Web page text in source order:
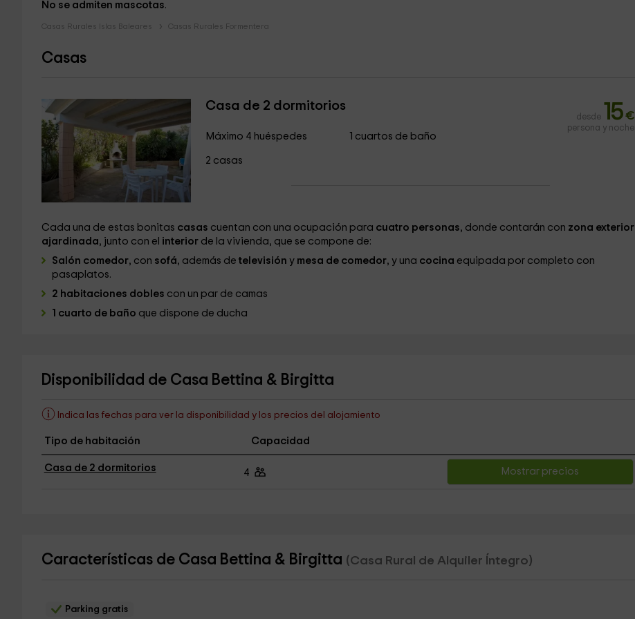
No se admiten mascotas.
Casas Rurales Islas Baleares Casas Rurales Formentera
Casas
Casa de 2 dormitorios
Máximo 4 huéspedes
2 casas
1 cuartos de baño
desde 15€
persona y noche
Cada una de estas bonitas casas cuentan con una ocupación para cuatro personas, donde contarán con zona exterior
ajardinada, junto con el interior de la vivienda, que se compone de:
Salón comedor, con sofá, además de televisión y mesa de comedor, y una cocina equipada por completo con
pasaplatos.
2 habitaciones dobles con un par de camas
1 cuarto de baño que dispone de ducha
Disponibilidad de Casa Bettina & Birgitta
Indica las fechas para ver la disponibilidad y los precios del alojamiento
Tipo de habitación Capacidad
Casa de 2 dormitorios 4 Mostrar precios
Características de Casa Bettina & Birgitta (Casa Rural de Alquiler Íntegro)
Parking gratis